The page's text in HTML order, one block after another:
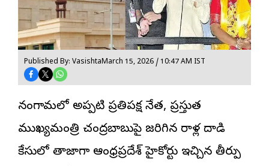
Published By: VasishtaMarch 15, 2026 / 10:47 AM IST
నందిగామలో అప్పటి ప్రతిపక్ష నేత, ప్రస్తుత
ముఖ్యమంత్రి చంద్రబాబుపై జరిగిన రాళ్ల దాడి
కేసులో తాజాగా ఆంధ్రప్రదేశ్ హైకోర్టు ఇచ్చిన తీర్పు